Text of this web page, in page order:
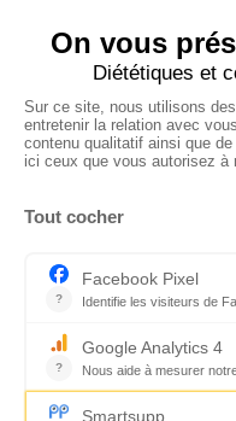
Florence